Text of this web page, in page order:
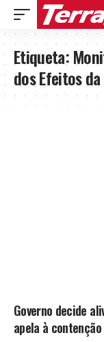
Etiqueta:
dos Efeitos da
Governo decide
apela à